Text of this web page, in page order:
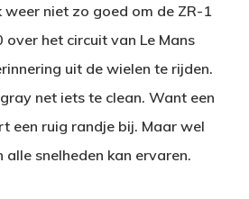
niet zo goed om de ZR-1
het circuit van Le Mans
uit de wielen te rijden.
net iets te clean. Want een
een ruig randje bij. Maar wel
snelheden kan ervaren.